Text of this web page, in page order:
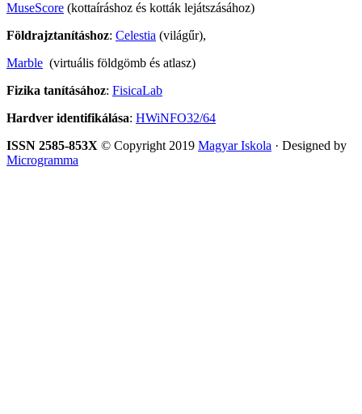
MuseScore (kottaíráshoz és kották lejátszásához)
Földrajztanításhoz: Celestia (világűr),
Marble (virtuális földgömb és atlasz)
Fizika tanításához: FisicaLab
Hardver identifikálása: HWiNFO32/64
ISSN 2585-853X © Copyright 2019 Magyar Iskola · Designed by
Microgramma